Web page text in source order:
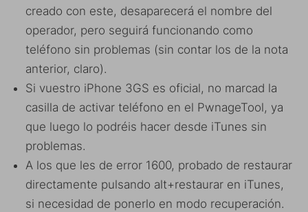
creado con este, desaparecerá el nombre del
operador, pero seguirá funcionando como
teléfono sin problemas (sin contar los de la nota
anterior, claro).
Si vuestro iPhone 3GS es oficial, no marcad la
casilla de activar teléfono en el PwnageTool, ya
que luego lo podréis hacer desde iTunes sin
problemas.
A los que les de error 1600, probado de restaurar
directamente pulsando alt+restaurar en iTunes,
si necesidad de ponerlo en modo recuperación.